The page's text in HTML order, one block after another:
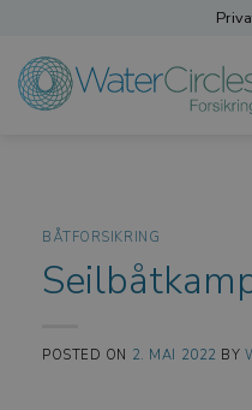
content
BÅTFORSIKRING
POSTED ON 2. MAI 2022 BY